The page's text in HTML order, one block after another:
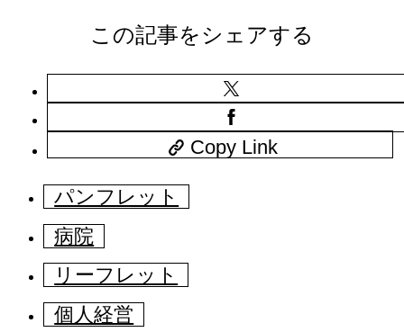
この記事をシェアする
Copy Link
パンフレット
病院
リーフレット
個人経営